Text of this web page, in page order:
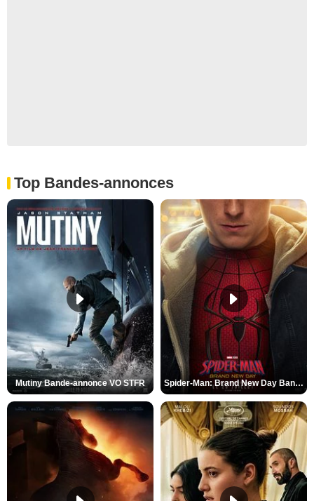
Top Bandes-annonces
Mutiny Bande-annonce VO STFR Spider-Man: Brand New Day Bande-annonce VO STFR